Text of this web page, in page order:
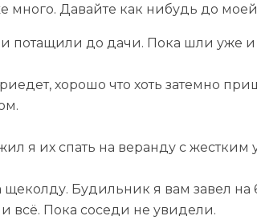
много. Давайте как нибудь до
потащили до дачи. Пока шли уже и
хорошо что хоть затемно
я их спать на веранду с жестким
щеколду. Будильник я вам завел
и всё. Пока соседи не увидели.